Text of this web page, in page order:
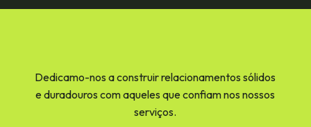
Dedicamo-nos a construir relacionamentos sólidos
e duradouros com aqueles que confiam nos nossos
serviços.